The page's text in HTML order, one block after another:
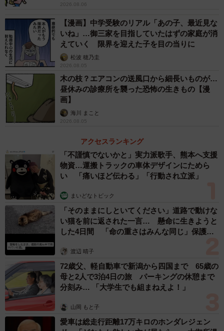
最後の１２月は光となって一瞬で通り過ぎていきます。
5/13
月日が経つ早さ１２月 ※うのき / 工場長さん提供
だんだんとスピード感が増してゆく１年間の時の流れを、
2026.08.06
【漫画】中学受験のリアル「あの子、最近見な
いね」…御三家を目指していたはずの家庭が消
えていく 限界を迎えた子を目の当りに
松波 穂乃圭
2026.08.05
木の枝？エアコンの送風口から細長いものが…
昼休みの診療所を襲った恐怖の生きもの【漫
画】
海川 まこと
2026.08.05
アクセスランキング
「不謹慎でないかと」実力派歌手、熊本へ支援
物資…運搬トラックの車体デザインにためら
い 「痛いほど伝わる」「行動され立派」
まいどなトピック
「そのままにしといてください」道路で動けな
い猫を前に返された一言… 懸命に生きようと
した4日間 「命の重さはみんな同じ」保護団
渡辺 晴子
72歳父、軽自動車で新潟から四国まで 65歳の
母と2人で3泊4日の旅 パーキングの休憩まで
分刻み… 「大学生でも組まねえよ！」
山岡 もと子
愛車は総走行距離17万キロのホンダレジェン